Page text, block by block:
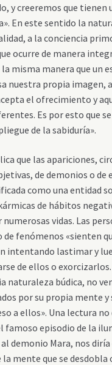
y creeremos que tienen
En este sentido la
a la conciencia
ocurre de manera
misma manera que un
nuestra propia imagen,
el ofrecimiento y
Es por esto que se
de la sabiduría».
que las apariciones,
de demonios o de
como una entidad
de hábitos
vidas. Las
fenómenos «sienten
intentando lastimar y
de ellos o
naturaleza búdica, no
por su propia mente y
a ellos». Una lectura no
famoso episodio de la
demonio Mara, nos diría
mente que se desdobla